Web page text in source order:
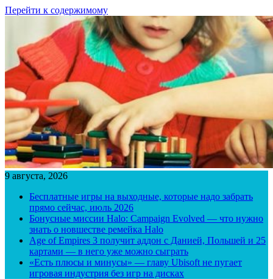
Перейти к содержимому
9 августа, 2026
Бесплатные игры на выходные, которые надо забрать
прямо сейчас, июль 2026
Бонусные миссии Halo: Campaign Evolved — что нужно
знать о новшестве ремейка Halo
Age of Empires 3 получит аддон с Данией, Польшей и 25
картами — в него уже можно сыграть
«Есть плюсы и минусы» — главу Ubisoft не пугает
игровая индустрия без игр на дисках